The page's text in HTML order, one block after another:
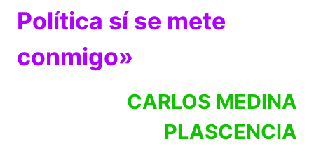
Política sí se mete
conmigo»
CARLOS MEDINA
PLASCENCIA